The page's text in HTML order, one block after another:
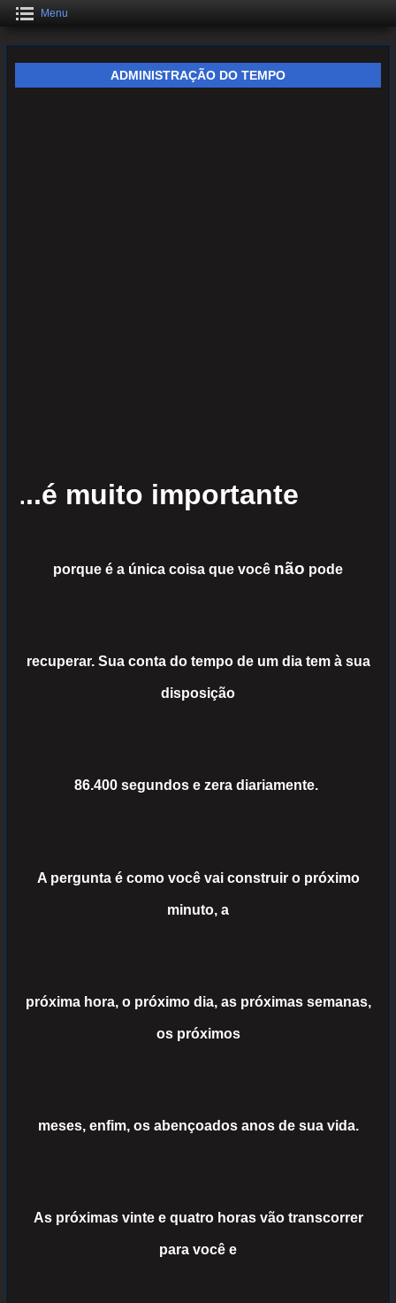
Menu
ADMINISTRAÇÃO DO TEMPO
...é muito importante
porque é a única coisa que você não pode
recuperar. Sua conta do tempo de um dia tem à sua
disposição
86.400 segundos e zera diariamente.
A pergunta é como você vai construir o próximo
minuto, a
próxima hora, o próximo dia, as próximas semanas,
os próximos
meses, enfim, os abençoados anos de sua vida.
As próximas vinte e quatro horas vão transcorrer
para você e